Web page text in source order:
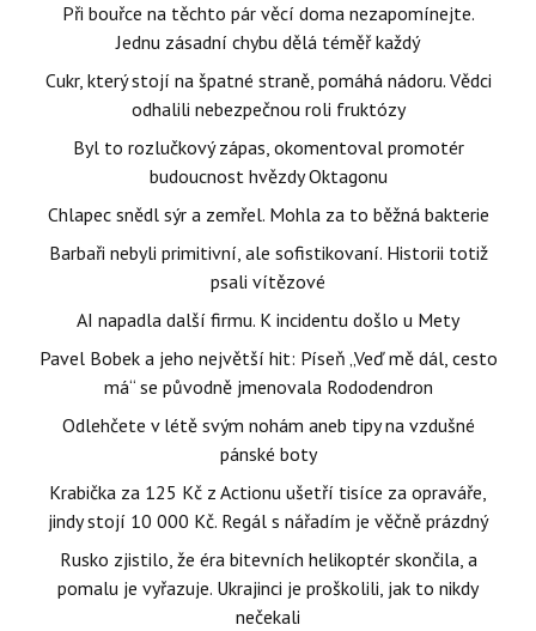
Při bouřce na těchto pár věcí doma nezapomínejte.
Jednu zásadní chybu dělá téměř každý
Cukr, který stojí na špatné straně, pomáhá nádoru. Vědci
odhalili nebezpečnou roli fruktózy
Byl to rozlučkový zápas, okomentoval promotér
budoucnost hvězdy Oktagonu
Chlapec snědl sýr a zemřel. Mohla za to běžná bakterie
Barbaři nebyli primitivní, ale sofistikovaní. Historii totiž
psali vítězové
AI napadla další firmu. K incidentu došlo u Mety
Pavel Bobek a jeho největší hit: Píseň „Veď mě dál, cesto
má“ se původně jmenovala Rododendron
Odlehčete v létě svým nohám aneb tipy na vzdušné
pánské boty
Krabička za 125 Kč z Actionu ušetří tisíce za opraváře,
jindy stojí 10 000 Kč. Regál s nářadím je věčně prázdný
Rusko zjistilo, že éra bitevních helikoptér skončila, a
pomalu je vyřazuje. Ukrajinci je proškolili, jak to nikdy
nečekali